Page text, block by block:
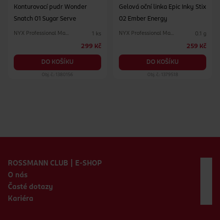
Konturovací pudr Wonder
Snatch 01 Sugar Serve
NYX Professional Makeup 1 ks
299 Kč
DO KOŠÍKU
Obj. č.: 1380156
Gelová oční linka Epic Inky Stix
02 Ember Energy
NYX Professional Makeup 0.1 g
259 Kč
DO KOŠÍKU
Obj. č.: 1379518
ROSSMANN CLUB | E-SHOP
O nás
Časté dotazy
Kariéra